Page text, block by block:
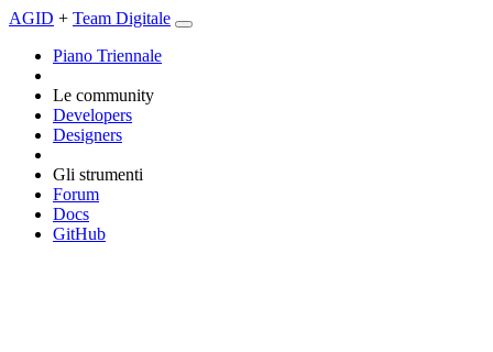
AGID + Team Digitale
Piano Triennale
Le community
Developers
Designers
Gli strumenti
Forum
Docs
GitHub